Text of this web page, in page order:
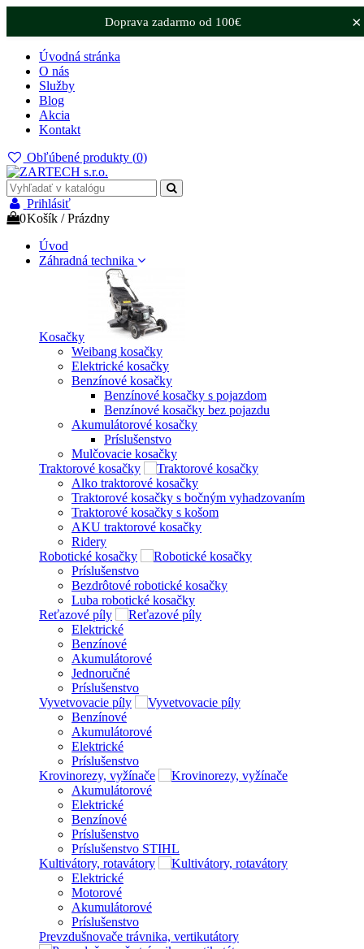
×
Doprava zadarmo od 100€
Úvodná stránka
O nás
Služby
Blog
Akcia
Kontakt
Obľúbené produkty (0)
Prihlásiť
0Košík /Prázdny
Úvod
Záhradná technika
Kosačky
Weibang kosačky
Elektrické kosačky
Benzínové kosačky
Benzínové kosačky s pojazdom
Benzínové kosačky bez pojazdu
Akumulátorové kosačky
Príslušenstvo
Mulčovacie kosačky
Traktorové kosačky
Alko traktorové kosačky
Traktorové kosačky s bočným vyhadzovaním
Traktorové kosačky s košom
AKU traktorové kosačky
Ridery
Robotické kosačky
Príslušenstvo
Bezdrôtové robotické kosačky
Luba robotické kosačky
Reťazové píly
Elektrické
Benzínové
Akumulátorové
Jednoručné
Príslušenstvo
Vyvetvovacie píly
Benzínové
Akumulátorové
Elektrické
Príslušenstvo
Krovinorezy, vyžínače
Akumulátorové
Elektrické
Benzínové
Príslušenstvo
Príslušenstvo STIHL
Kultivátory, rotavátory
Elektrické
Motorové
Akumulátorové
Príslušenstvo
Prevzdušnovače trávnika, vertikutátory